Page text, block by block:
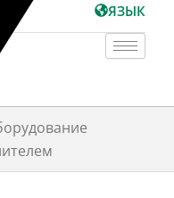
ЯЗЫК